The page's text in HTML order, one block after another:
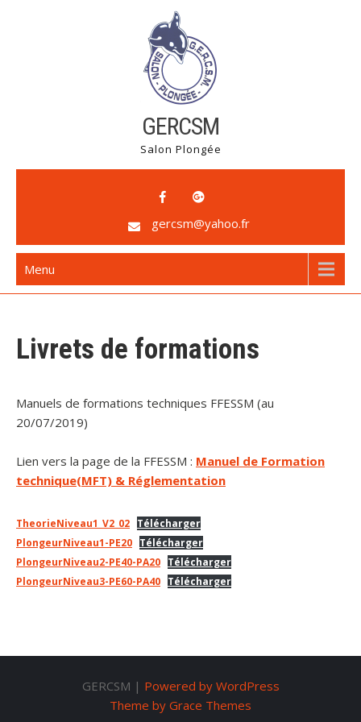
GERCSM
Salon Plongée
gercsm@yahoo.fr
Menu
Livrets de formations
Manuels de formations techniques FFESSM (au
20/07/2019)
Lien vers la page de la FFESSM : Manuel de Formation
technique(MFT) & Réglementation
TheorieNiveau1_V2_02 Télécharger
PlongeurNiveau1-PE20 Télécharger
PlongeurNiveau2-PE40-PA20 Télécharger
PlongeurNiveau3-PE60-PA40 Télécharger
GERCSM | Powered by WordPress
Theme by Grace Themes